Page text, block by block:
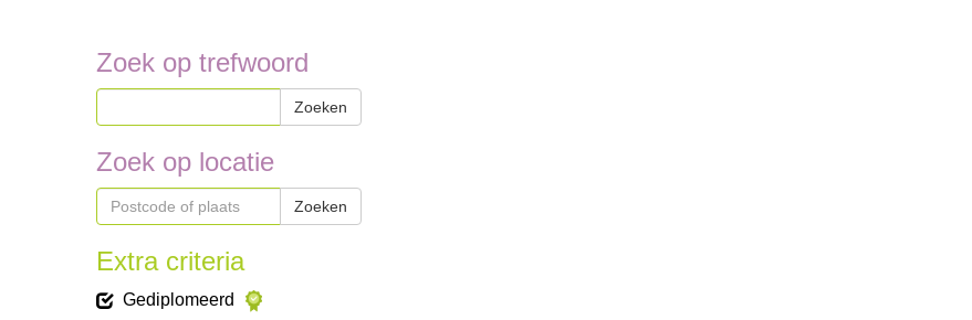
Zoek op trefwoord
Zoeken
Zoek op locatie
Zoeken
Extra criteria
Gediplomeerd